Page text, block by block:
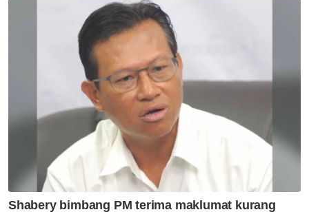
Artikel Disyorkan
GLOBAL
Serangan tembakan di sekolah:
PM Thai tolak spekulasi buli
GLOBAL
Buka Selat Hormuz: Iran
kemuka syarat
GLOBAL